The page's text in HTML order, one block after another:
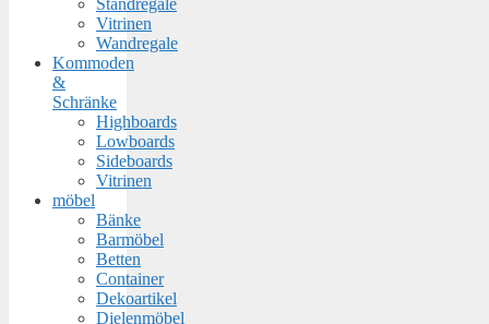
Standregale
Vitrinen
Wandregale
Kommoden
&
Schränke
Highboards
Lowboards
Sideboards
Vitrinen
möbel
Bänke
Barmöbel
Betten
Container
Dekoartikel
Dielenmöbel